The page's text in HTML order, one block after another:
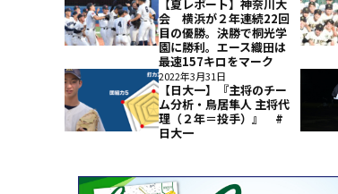
【夏レポート】神奈川大
会 横浜が２年連続22回
目の優勝。決勝で桐光学
園に勝利。エース織田は
最速157キロをマーク
2022年3月31日
【日大一】『主将のチー
ム分析・鳥居隼人 主将代
理（２年＝投手）』 #
日大一